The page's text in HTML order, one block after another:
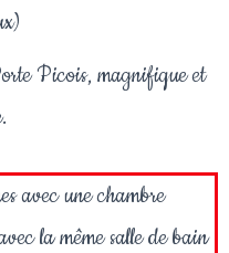
Picois, magnifique et
avec une chambre
la même salle de bain